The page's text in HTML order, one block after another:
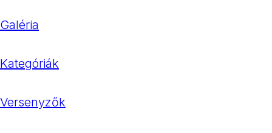
Galéria
Kategóriák
Versenyzők